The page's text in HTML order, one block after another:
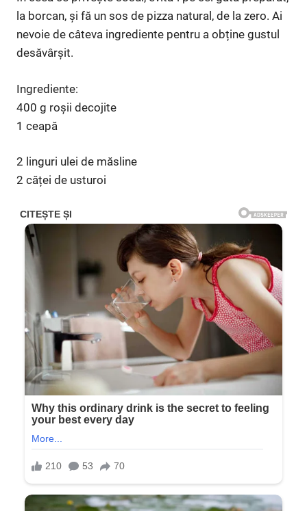
la borcan, și fă un sos de pizza natural, de la zero. Ai
nevoie de câteva ingrediente pentru a obține gustul
desăvârșit.
Ingrediente:
400 g roșii decojite
1 ceapă
2 linguri ulei de măsline
2 căței de usturoi